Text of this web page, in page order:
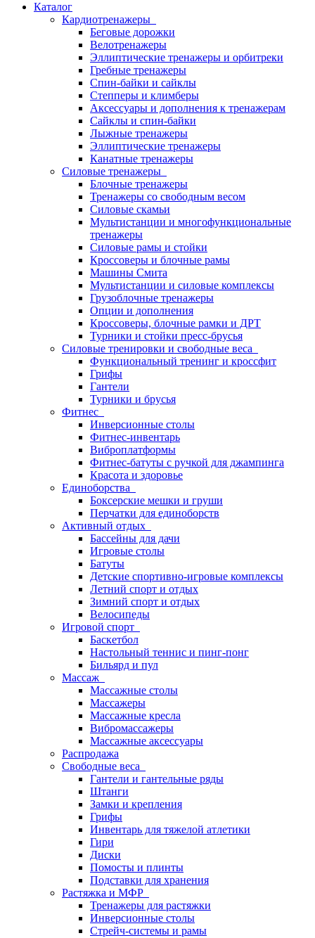
Каталог
Кардиотренажеры
Беговые дорожки
Велотренажеры
Эллиптические тренажеры и орбитреки
Гребные тренажеры
Спин-байки и сайклы
Степперы и климберы
Аксессуары и дополнения к тренажерам
Сайклы и спин-байки
Лыжные тренажеры
Эллиптические тренажеры
Канатные тренажеры
Силовые тренажеры
Блочные тренажеры
Тренажеры со свободным весом
Силовые скамьи
Мультистанции и многофункциональные
тренажеры
Силовые рамы и стойки
Кроссоверы и блочные рамы
Машины Смита
Мультистанции и силовые комплексы
Грузоблочные тренажеры
Опции и дополнения
Кроссоверы, блочные рамки и ДРТ
Турники и стойки пресс-брусья
Силовые тренировки и свободные веса
Функциональный тренинг и кроссфит
Грифы
Гантели
Турники и брусья
Фитнес
Инверсионные столы
Фитнес-инвентарь
Виброплатформы
Фитнес-батуты с ручкой для джампинга
Красота и здоровье
Единоборства
Боксерские мешки и груши
Перчатки для единоборств
Активный отдых
Бассейны для дачи
Игровые столы
Батуты
Детские спортивно-игровые комплексы
Летний спорт и отдых
Зимний спорт и отдых
Велосипеды
Игровой спорт
Баскетбол
Настольный теннис и пинг-понг
Бильярд и пул
Массаж
Массажные столы
Массажеры
Массажные кресла
Вибромассажеры
Массажные аксессуары
Распродажа
Свободные веса
Гантели и гантельные ряды
Штанги
Замки и крепления
Грифы
Инвентарь для тяжелой атлетики
Гири
Диски
Помосты и плинты
Подставки для хранения
Растяжка и МФР
Тренажеры для растяжки
Инверсионные столы
Стрейч-системы и рамы